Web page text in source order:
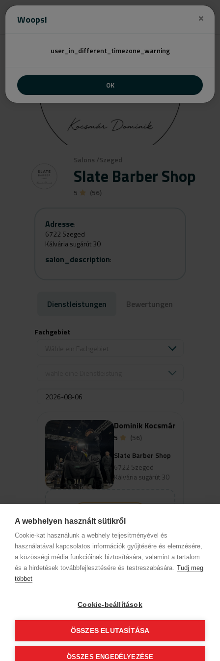
Woops!
user_in_different_timezone_warning
OK
A webhelyen használt sütikről
Cookie-kat használunk a webhely teljesítményével és
használatával kapcsolatos információk gyűjtésére és elemzésére,
a közösségi média funkcióinak biztosítására, valamint a tartalom
és a hirdetések továbbfejlesztésére és testreszabására. Tudj meg
többet
Cookie-beállítások
ÖSSZES ELUTASÍTÁSA
ÖSSZES ENGEDÉLYEZÉSE
Salons /Szeged
Slate Barber Shop
5 (56)
Adresse:
6722 Szeged
Kálvária sugárút 30
salon_description:
Dienstleistungen Bewertungen
Fachgebiet
Um verfügbare Online-Termine
anzuzeigen, wählen Sie eine Domain
und einen Service aus
Dominik Kocsmár
5
(56)
Slate Barber Shop
6722 Szeged
Kálvária sugárút 30
AGB (Abonnentenkunde)
Folge uns!
© 2012 Beauty World Net Kft. Alle Rechte vorbehalten.